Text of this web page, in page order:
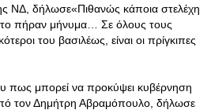
ΝΔ, δήλωσε«Πιθανώς κάποια στελέχη
πήραν μήνυμα… Σε όλους τους
του βασιλέως, είναι οι πρίγκιπες
πως μπορεί να προκύψει κυβέρνηση
τον Δημήτρη Αβραμόπουλο, δήλωσε